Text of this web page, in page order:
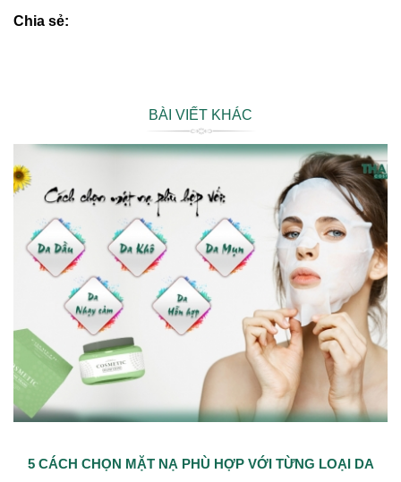
Chia sẻ:
BÀI VIẾT KHÁC
5 CÁCH CHỌN MẶT NẠ PHÙ HỢP VỚI TỪNG LOẠI DA